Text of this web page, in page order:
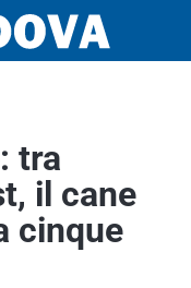
tra
il cane
cinque